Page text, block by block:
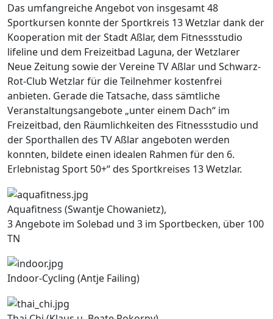
Das umfangreiche Angebot von insgesamt 48
Sportkursen konnte der Sportkreis 13 Wetzlar dank der
Kooperation mit der Stadt Aßlar, dem Fitnessstudio
lifeline und dem Freizeitbad Laguna, der Wetzlarer
Neue Zeitung sowie der Vereine TV Aßlar und Schwarz-
Rot-Club Wetzlar für die Teilnehmer kostenfrei
anbieten. Gerade die Tatsache, dass sämtliche
Veranstaltungsangebote „unter einem Dach“ im
Freizeitbad, den Räumlichkeiten des Fitnessstudio und
der Sporthallen des TV Aßlar angeboten werden
konnten, bildete einen idealen Rahmen für den 6.
Erlebnistag Sport 50+“ des Sportkreises 13 Wetzlar.
Aquafitness (Swantje Chowanietz),
3 Angebote im Solebad und 3 im Sportbecken, über 100
TN
Indoor-Cycling (Antje Failing)